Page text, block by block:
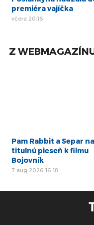
premiéra vajíčka
včera 20:16
Z
Pam Rabbit a Separ
titulnú pieseň k filmu
Bojovník
7 aug 2026 16:18